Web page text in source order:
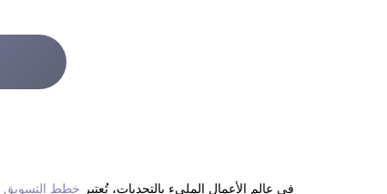
في عالم الأعمال المليء بالتحديات، تُعتبر خطط التسويق